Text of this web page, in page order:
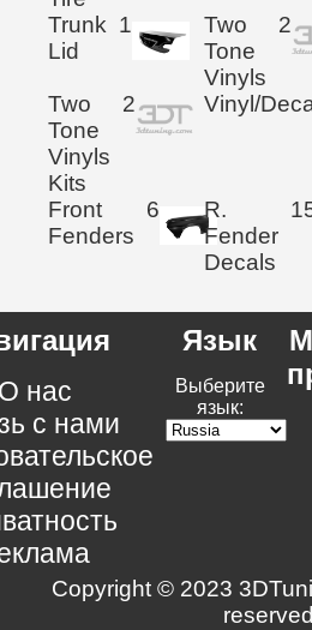
Trunk
Lid
1
Two
Tone
Vinyls
2
Two
Tone
Vinyls
Kits
2 Vinyl/
Front
Fenders
6
R.
Fender
Decals
нас
с нами
Язык
Выберите
язык:
Copyright © 2023
reserved